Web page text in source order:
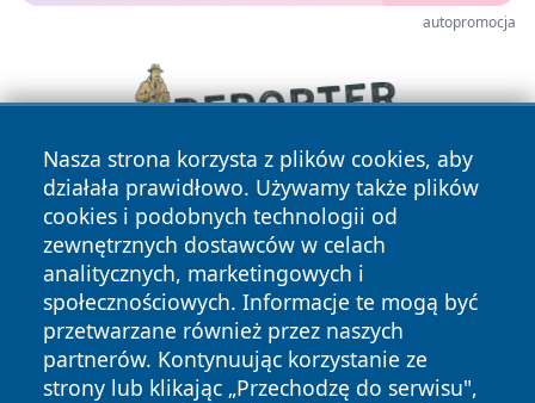
autopromocja
Nasza strona korzysta z plików cookies, aby
działała prawidłowo. Używamy także plików
cookies i podobnych technologii od
zewnętrznych dostawców w celach
analitycznych, marketingowych i
społecznościowych. Informacje te mogą być
przetwarzane również przez naszych
partnerów. Kontynuując korzystanie ze
strony lub klikając „Przechodzę do serwisu",
Copyright © 2026 krzeszowiceinfo.pl Wszystkie prawa
zastrzeżone.